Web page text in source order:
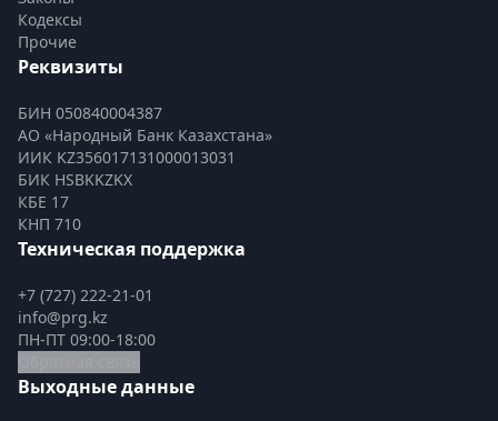
Кодексы
Прочие
Реквизиты
БИН 050840004387
АО «Народный Банк Казахстана»
ИИК KZ356017131000013031
БИК HSBKKZKX
КБЕ 17
КНП 710
Техническая поддержка
+7 (727) 222-21-01
info@prg.kz
ПН-ПТ 09:00-18:00
Выходные данные